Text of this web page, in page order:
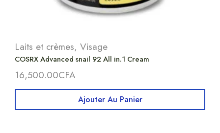
Laits et crèmes, Visage
COSRX Advanced snail 92 All in.1 Cream
16,500.00CFA
Ajouter Au Panier